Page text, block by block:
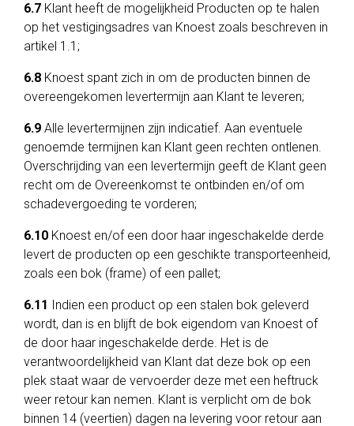
6.7 Klant heeft de mogelijkheid Producten op te halen
op het vestigingsadres van Knoest zoals beschreven in
artikel 1.1;
6.8 Knoest spant zich in om de producten binnen de
overeengekomen levertermijn aan Klant te leveren;
6.9 Alle levertermijnen zijn indicatief. Aan eventuele
genoemde termijnen kan Klant geen rechten ontlenen.
Overschrijding van een levertermijn geeft de Klant geen
recht om de Overeenkomst te ontbinden en/of om
schadevergoeding te vorderen;
6.10 Knoest en/of een door haar ingeschakelde derde
levert de producten op een geschikte transporteenheid,
zoals een bok (frame) of een pallet;
6.11 Indien een product op een stalen bok geleverd
wordt, dan is en blijft de bok eigendom van Knoest of
de door haar ingeschakelde derde. Het is de
verantwoordelijkheid van Klant dat deze bok op een
plek staat waar de vervoerder deze met een heftruck
weer retour kan nemen. Klant is verplicht om de bok
binnen 14 (veertien) dagen na levering voor retour aan